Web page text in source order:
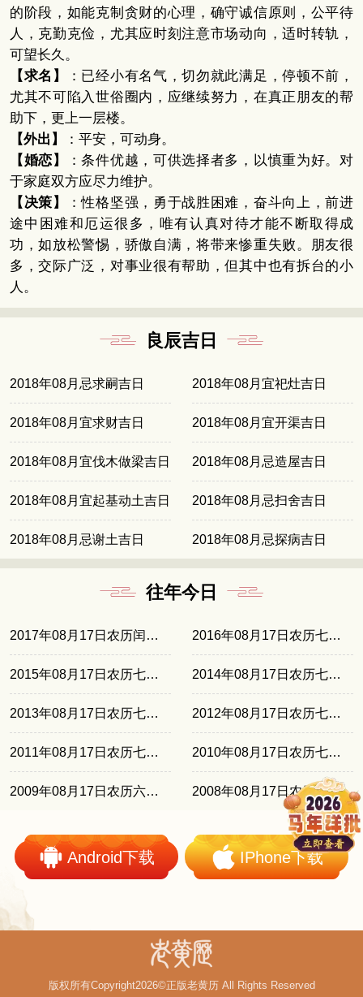
的阶段，如能克制贪财的心理，确守诚信原则，公平待
人，克勤克俭，尤其应时刻注意市场动向，适时转轨，
可望长久。
【求名】
：已经小有名气，切勿就此满足，停顿不前，
尤其不可陷入世俗圈内，应继续努力，在真正朋友的帮
助下，更上一层楼。
【外出】
：平安，可动身。
【婚恋】
：条件优越，可供选择者多，以慎重为好。对
于家庭双方应尽力维护。
【决策】
：性格坚强，勇于战胜困难，奋斗向上，前进
途中困难和厄运很多，唯有认真对待才能不断取得成
功，如放松警惕，骄傲自满，将带来惨重失败。朋友很
多，交际广泛，对事业很有帮助，但其中也有拆台的小
人。
良辰吉日
2018年08月忌求嗣吉日 2018年08月宜祀灶吉日
2018年08月宜求财吉日 2018年08月宜开渠吉日
2018年08月宜伐木做梁吉日 2018年08月忌造屋吉日
2018年08月宜起基动土吉日 2018年08月忌扫舍吉日
2018年08月忌谢土吉日 2018年08月忌探病吉日
往年今日
2017年08月17日农历闰六月廿六 2016年08月17日农历七月十五
2015年08月17日农历七月初四 2014年08月17日农历七月廿二
2013年08月17日农历七月十一 2012年08月17日农历七月初一
2011年08月17日农历七月十八 2010年08月17日农历七月初八
2009年08月17日农历六月廿七 2008年08月17日农历七月十七
Android下载 IPhone下载
版权所有Copyright2026©正版老黄历 All Rights Reserved